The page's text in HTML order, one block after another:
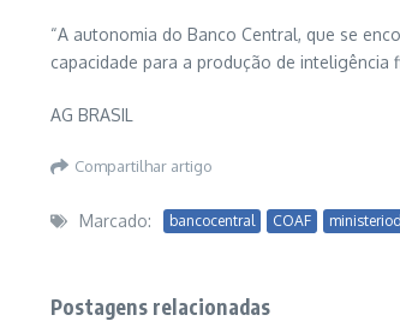
“A autonomia do Banco Central, que se
capacidade para a produção de inteligência
AG BRASIL
Compartilhar artigo
Marcado: bancocentral COAF
Postagens relacionadas